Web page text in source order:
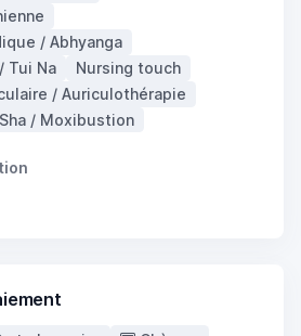
/ Abhyanga
Tui Na
Nursing touch
/ Auriculothérapie
/ Moxibustion